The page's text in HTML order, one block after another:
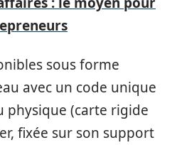
sous forme
avec un code unique
physique (carte rigide
fixée sur son support